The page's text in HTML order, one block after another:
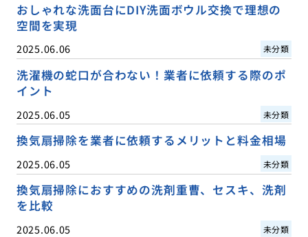
おしゃれな洗面台にDIY洗面ボウル交換で理想の
空間を実現
2025.06.06 未分類
洗濯機の蛇口が合わない！業者に依頼する際のポ
イント
2025.06.05 未分類
換気扇掃除を業者に依頼するメリットと料金相場
2025.06.05 未分類
換気扇掃除におすすめの洗剤重曹、セスキ、洗剤
を比較
2025.06.05 未分類